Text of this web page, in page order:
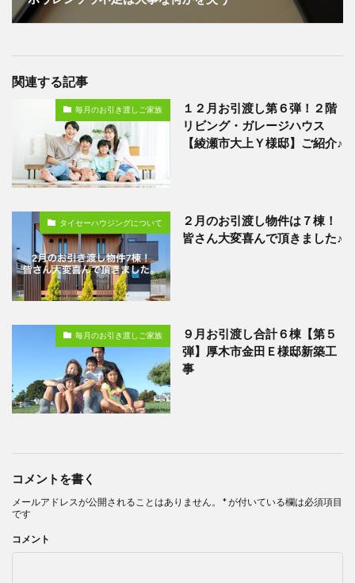
関連する記事
毎月のお引き渡しご家族
１２月お引渡し第６弾！２階
リビング・ガレージハウス
【綾瀬市大上Ｙ様邸】ご紹介♪
タイセーハウジングについて
２月のお引渡し物件は７棟！
皆さん大変喜んで頂きました♪
毎月のお引き渡しご家族
９月お引渡し合計６棟【第５
弾】厚木市金田Ｅ様邸新築工
事
コメントを書く
メールアドレスが公開されることはありません。 *が付いている欄は必須項目
です
コメント